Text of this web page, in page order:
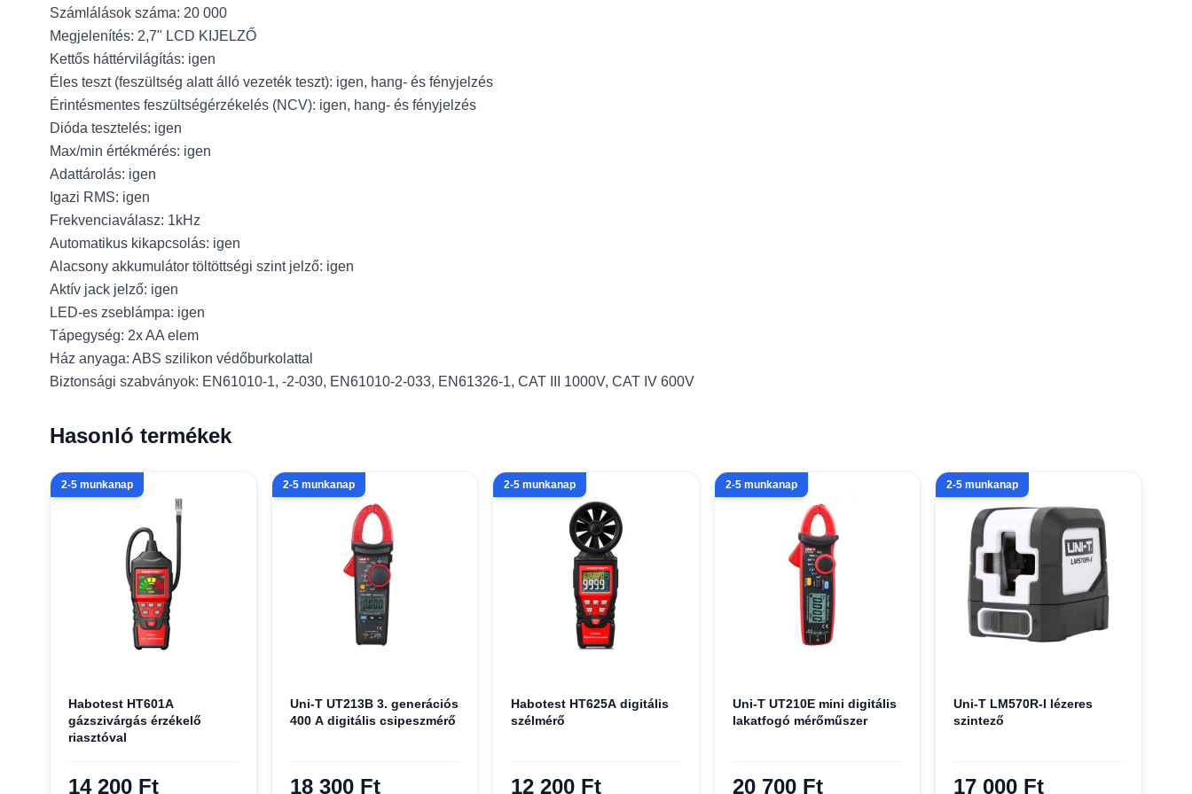
Számlálások száma: 20 000
Megjelenítés: 2,7" LCD KIJELZŐ
Kettős háttérvilágítás: igen
Éles teszt (feszültség alatt álló vezeték teszt): igen, hang- és fényjelzés
Érintésmentes feszültségérzékelés (NCV): igen, hang- és fényjelzés
Dióda tesztelés: igen
Max/min értékmérés: igen
Adattárolás: igen
Igazi RMS: igen
Frekvenciaválasz: 1kHz
Automatikus kikapcsolás: igen
Alacsony akkumulátor töltöttségi szint jelző: igen
Aktív jack jelző: igen
LED-es zseblámpa: igen
Tápegység: 2x AA elem
Ház anyaga: ABS szilikon védőburkolattal
Biztonsági szabványok: EN61010-1, -2-030, EN61010-2-033, EN61326-1, CAT III 1000V, CAT IV 600V
Hasonló termékek
2-5 munkanap
Habotest HT601A
gázszivárgás érzékelő
riasztóval
14 200 Ft
2-5 munkanap
Uni-T UT213B 3. generációs
400 A digitális csipeszmérő
18 300 Ft
2-5 munkanap
Habotest HT625A digitális
szélmérő
12 200 Ft
2-5 munkanap
Uni-T UT210E mini digitális
lakatfogó mérőműszer
20 700 Ft
2-5 munkanap
Uni-T LM570R-I lézeres
szintező
17 000 Ft